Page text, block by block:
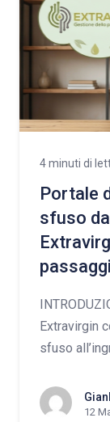
4 minuti di
Portale
sfuso
Extravirgin
sfuso
12